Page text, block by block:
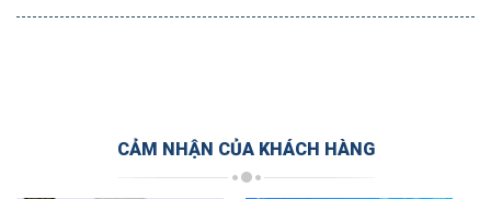
CẢM NHẬN CỦA KHÁCH HÀNG